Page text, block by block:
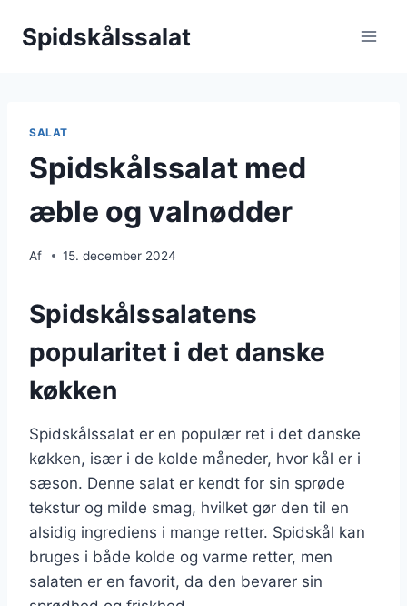
Spidskålssalat
SALAT
Spidskålssalat med
æble og valnødder
Af 15. december 2024
Spidskålssalatens
popularitet i det danske
køkken
Spidskålssalat er en populær ret i det danske
køkken, især i de kolde måneder, hvor kål er i
sæson. Denne salat er kendt for sin sprøde
tekstur og milde smag, hvilket gør den til en
alsidig ingrediens i mange retter. Spidskål kan
bruges i både kolde og varme retter, men
salaten er en favorit, da den bevarer sin